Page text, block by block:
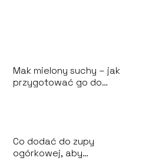
Mak mielony suchy – jak
przygotować go do
Co dodać do zupy
ogórkowej, aby